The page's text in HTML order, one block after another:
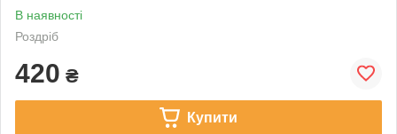
В наявності
Роздріб
420 ₴
Купити